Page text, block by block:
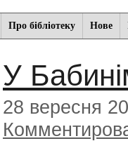
Про бібліотеку Нове
У
28 вересня